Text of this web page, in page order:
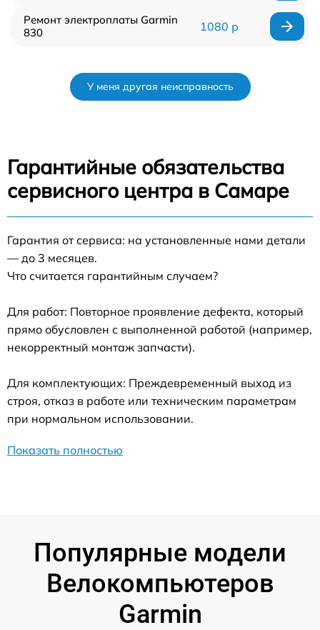
Ремонт электроплаты Garmin
830
1080 р
У меня другая неисправность
Гарантийные обязательства
сервисного центра в Самаре
Гарантия от сервиса: на установленные нами детали
— до 3 месяцев.
Что считается гарантийным случаем?
Для работ: Повторное проявление дефекта, который
прямо обусловлен с выполненной работой (например,
некорректный монтаж запчасти).
Для комплектующих: Преждевременный выход из
строя, отказ в работе или техническим параметрам
при нормальном использовании.
Показать полностью
Популярные модели
Велокомпьютеров
Garmin